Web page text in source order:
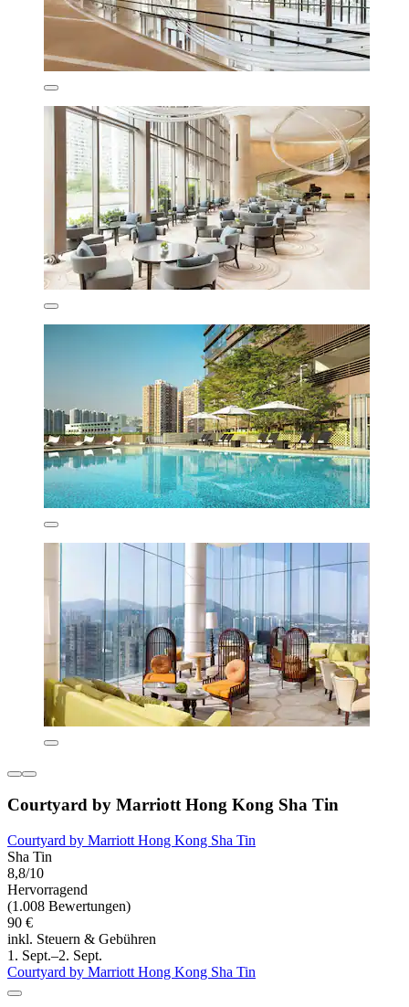
Courtyard by Marriott Hong Kong Sha Tin
Courtyard by Marriott Hong Kong Sha Tin
Sha Tin
8,8/10
Hervorragend
(1.008 Bewertungen)
90 €
inkl. Steuern & Gebühren
1. Sept.–2. Sept.
Courtyard by Marriott Hong Kong Sha Tin